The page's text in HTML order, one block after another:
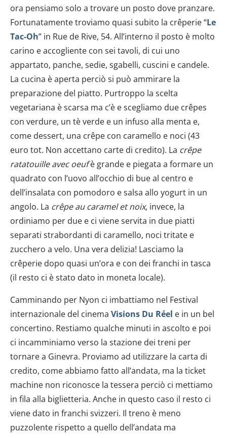
ora pensiamo solo a trovare un posto dove pranzare.
Fortunatamente troviamo quasi subito la crêperie “Le
Tac-Oh” in Rue de Rive, 54. All’interno il posto è molto
carino e accogliente con sei tavoli, di cui uno
appartato, panche, sedie, sgabelli, cuscini e candele.
La cucina è aperta perciò si può ammirare la
preparazione del piatto. Purtroppo la scelta
vegetariana è scarsa ma c’è e scegliamo due crêpes
con verdure, un tè verde e un infuso alla menta e,
come dessert, una crêpe con caramello e noci (43
euro tot. Non accettano carte di credito). La crêpe
ratatouille avec oeufè grande e piegata a formare un
quadrato con l’uovo all’occhio di bue al centro e
dell’insalata con pomodoro e salsa allo yogurt in un
angolo. La crêpe au caramel et noix, invece, la
ordiniamo per due e ci viene servita in due piatti
separati strabordanti di caramello, noci tritate e
zucchero a velo. Una vera delizia! Lasciamo la
crêperie dopo quasi un’ora e con dei franchi in tasca
(il resto ci è stato dato in moneta locale).
Camminando per Nyon ci imbattiamo nel Festival
internazionale del cinema Visions Du Réel e in un bel
concertino. Restiamo qualche minuti in ascolto e poi
ci incamminiamo verso la stazione dei treni per
tornare a Ginevra. Proviamo ad utilizzare la carta di
credito, come abbiamo fatto all’andata, ma la ticket
machine non riconosce la tessera perciò ci mettiamo
in fila alla biglietteria. Anche in questo caso il resto ci
viene dato in franchi svizzeri. Il treno è meno
puzzolente rispetto a quello dell’andata ma